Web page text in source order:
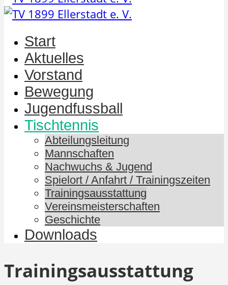
Start
Aktuelles
Vorstand
Bewegung
Jugendfussball
Tischtennis
Abteilungsleitung
Mannschaften
Nachwuchs & Jugend
Spielort / Anfahrt / Trainingszeiten
Trainingsausstattung
Vereinsmeisterschaften
Geschichte
Downloads
Trainingsausstattung